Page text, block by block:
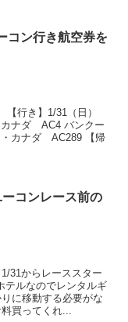
コン行き航空券を
行き】1/31（日）
ナダ AC4 バンクー
カナダ AC289 【帰
コンレース前の
31からレーススター
テルなのでレンタルギ
に移動する必要がな
買ってくれ...